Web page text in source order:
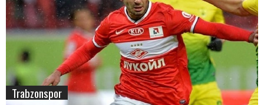
Trabzonspor